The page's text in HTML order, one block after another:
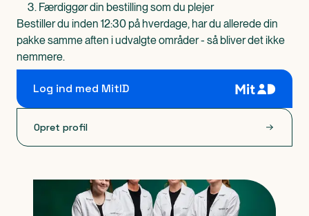
Færdiggør din bestilling som du plejer
Bestiller du inden 12:30 på hverdage, har du allerede din
pakke samme aften i udvalgte områder - så bliver det ikke
nemmere.
Log ind med MitID
Opret profil